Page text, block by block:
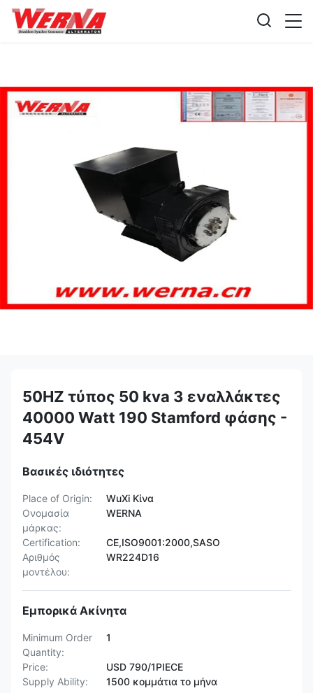
50HZ τύπος 50 kva 3 εναλλάκτες
40000 Watt 190 Stamford φάσης -
454V
Βασικές ιδιότητες
Place of Origin:
WuXi Κίνα
Ονομασία
μάρκας:
WERNA
Certification:
CE,ISO9001:2000,SASO
Αριθμός
μοντέλου:
WR224D16
Εμπορικά Ακίνητα
Minimum Order
Quantity:
1
Price:
USD 790/1PIECE
Supply Ability:
1500 κομμάτια το μήνα